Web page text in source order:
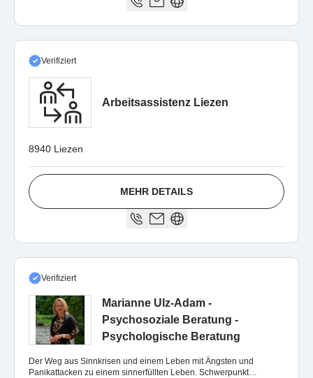
Verifiziert
Arbeitsassistenz Liezen
8940 Liezen
MEHR DETAILS
Verifiziert
Marianne Ulz-Adam -
Psychosoziale Beratung -
Psychologische Beratung
Der Weg aus Sinnkrisen und einem Leben mit Ängsten und
Panikattacken zu einem sinnerfüllten Leben. Schwerpunkt